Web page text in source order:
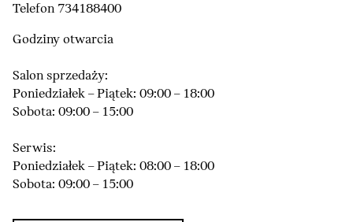
Telefon 734188400
Godziny otwarcia
Salon sprzedaży:
Poniedziałek – Piątek: 09:00 – 18:00
Sobota: 09:00 – 15:00
Serwis:
Poniedziałek – Piątek: 08:00 – 18:00
Sobota: 09:00 – 15:00